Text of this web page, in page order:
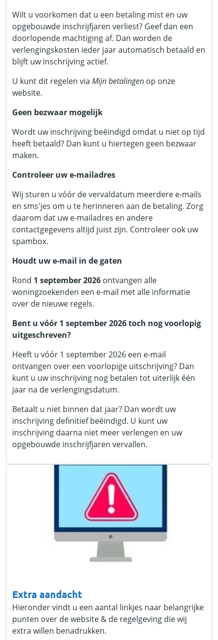
Wilt u voorkomen dat u een betaling mist en uw
opgebouwde inschrijfjaren verliest? Geef dan een
doorlopende machtiging af. Dan worden de
verlengingskosten ieder jaar automatisch betaald en
blijft uw inschrijving actief.
U kunt dit regelen via Mijn betalingen op onze
website.
Geen bezwaar mogelijk
Wordt uw inschrijving beëindigd omdat u niet op tijd
heeft betaald? Dan kunt u hiertegen geen bezwaar
maken.
Controleer uw e-mailadres
Wij sturen u vóór de vervaldatum meerdere e-mails
en sms'jes om u te herinneren aan de betaling. Zorg
daarom dat uw e-mailadres en andere
contactgegevens altijd juist zijn. Controleer ook uw
spambox.
Houdt uw e-mail in de gaten
Rond 1 september 2026 ontvangen alle
woningzoekenden een e-mail met alle informatie
over de nieuwe regels.
Bent u vóór 1 september 2026 toch nog voorlopig
uitgeschreven?
Heeft u vóór 1 september 2026 een e-mail
ontvangen over een voorlopige uitschrijving? Dan
kunt u uw inschrijving nog betalen tot uiterlijk één
jaar na de verlengingsdatum.
Betaalt u niet binnen dat jaar? Dan wordt uw
inschrijving definitief beëindigd. U kunt uw
inschrijving daarna niet meer verlengen en uw
opgebouwde inschrijfjaren vervallen.
Extra aandacht
Hieronder vindt u een aantal linkjes naar belangrijke
punten over de website & de regelgeving die wij
extra willen benadrukken.